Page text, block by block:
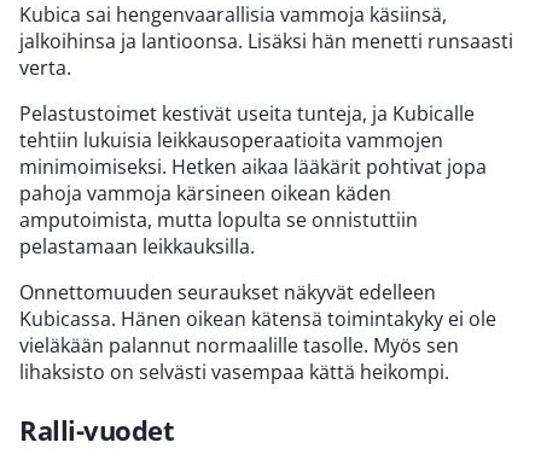
Kubica sai hengenvaarallisia vammoja käsiinsä,
jalkoihinsa ja lantioonsa. Lisäksi hän menetti runsaasti
verta.
Pelastustoimet kestivät useita tunteja, ja Kubicalle
tehtiin lukuisia leikkausoperaatioita vammojen
minimoimiseksi. Hetken aikaa lääkärit pohtivat jopa
pahoja vammoja kärsineen oikean käden
amputoimista, mutta lopulta se onnistuttiin
pelastamaan leikkauksilla.
Onnettomuuden seuraukset näkyvät edelleen
Kubicassa. Hänen oikean kätensä toimintakyky ei ole
vieläkään palannut normaalille tasolle. Myös sen
lihaksisto on selvästi vasempaa kättä heikompi.
Ralli-vuodet